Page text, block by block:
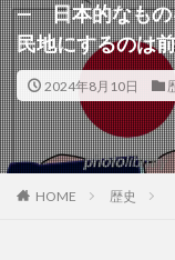
— 日本的なも
民地にするのは
2024年8月10日
HOME 歴史